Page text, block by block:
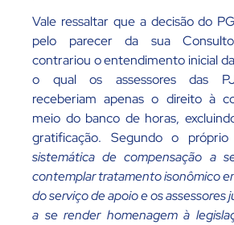
Vale ressaltar que a decisão do
pelo parecer da sua
contrariou o entendimento inicial
o qual os assessores das
receberiam apenas o direito à
meio do banco de horas,
gratificação. Segundo o
sistemática de compensação a
contemplar tratamento isonômico
do serviço de apoio e os assessores
a se render homenagem à